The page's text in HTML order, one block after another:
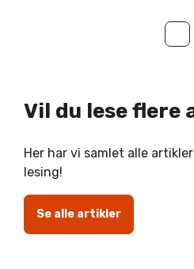
Vil du lese flere
Her har vi samlet alle
lesing!
Se alle artikler